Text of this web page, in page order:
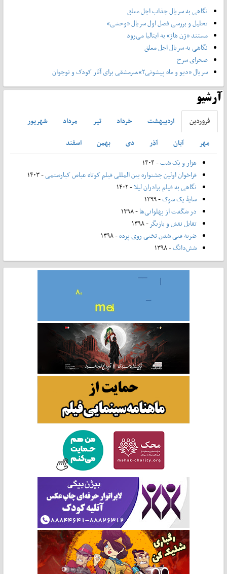
نگاهی به سریال جذاب اجل معلق
تحلیل و بررسی فصل اول سریال «وحشی»
مستند «ژن هاژ» به ایتالیا می‌رود
نگاهی به سریال اجل معلق
صحرای سرخ
سریال «دیو و ماه پیشونی۲»،سرمشقی برای آثار کودک و نوجوان
آرشیو
فروردين ارديبهشت خرداد تير مرداد
شهريور
مهر
آبان آذر دی بهمن
اسفند
هزار و یک شب- ۱۴۰۴
فراخوان اولین جشنواره بین المللی فیلم کوتاه عباس کیارستمی- ۱۴۰۳
نگاهی به فیلم برادران لیلا- ۱۴۰۲
سایۀ یک شوک- ۱۳۹۹
در شگفت از پهلوانی‌ها- ۱۳۹۸
تقابل نقش و بازیگر- ۱۳۹۸
ضربه فنی شدن تختی روی پرده- ۱۳۹۸
شش‌دانگ- ۱۳۹۸